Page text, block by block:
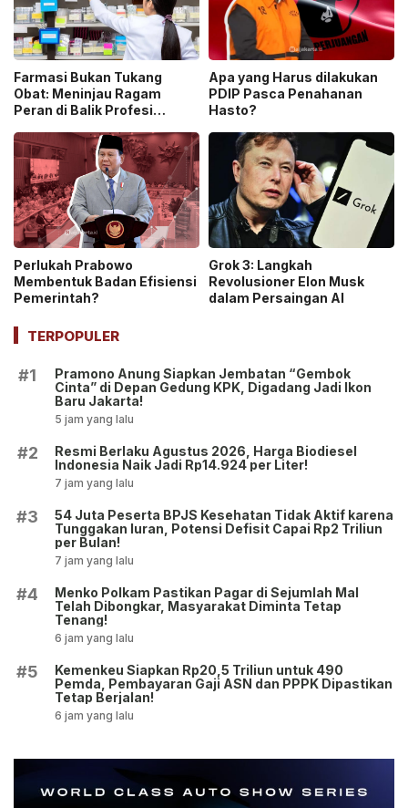
Farmasi Bukan Tukang
Obat: Meninjau Ragam
Peran di Balik Profesi
Dipandang Sebelah Mata
Apa yang Harus dilakukan
PDIP Pasca Penahanan
Hasto?
Perlukah Prabowo
Membentuk Badan Efisiensi
Pemerintah?
Grok 3: Langkah
Revolusioner Elon Musk
dalam Persaingan AI
TERPOPULER
#1
Pramono Anung Siapkan Jembatan “Gembok
Cinta” di Depan Gedung KPK, Digadang Jadi Ikon
Baru Jakarta!
5 jam yang lalu
#2
Resmi Berlaku Agustus 2026, Harga Biodiesel
Indonesia Naik Jadi Rp14.924 per Liter!
7 jam yang lalu
#3
54 Juta Peserta BPJS Kesehatan Tidak Aktif karena
Tunggakan Iuran, Potensi Defisit Capai Rp2 Triliun
per Bulan!
7 jam yang lalu
#4
Menko Polkam Pastikan Pagar di Sejumlah Mal
Telah Dibongkar, Masyarakat Diminta Tetap
Tenang!
6 jam yang lalu
#5
Kemenkeu Siapkan Rp20,5 Triliun untuk 490
Pemda, Pembayaran Gaji ASN dan PPPK Dipastikan
Tetap Berjalan!
6 jam yang lalu